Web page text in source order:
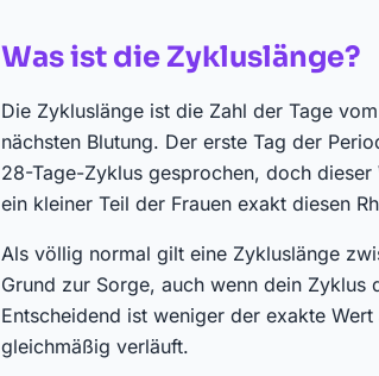
Was ist die Zykluslänge?
Die Zykluslänge ist die Zahl der Tage
nächsten Blutung. Der erste Tag der
28-Tage-Zyklus gesprochen, doch
ein kleiner Teil der Frauen exakt diesen
Als völlig normal gilt eine Zykluslänge
Grund zur Sorge, auch wenn dein
Entscheidend ist weniger der exakte
gleichmäßig verläuft.